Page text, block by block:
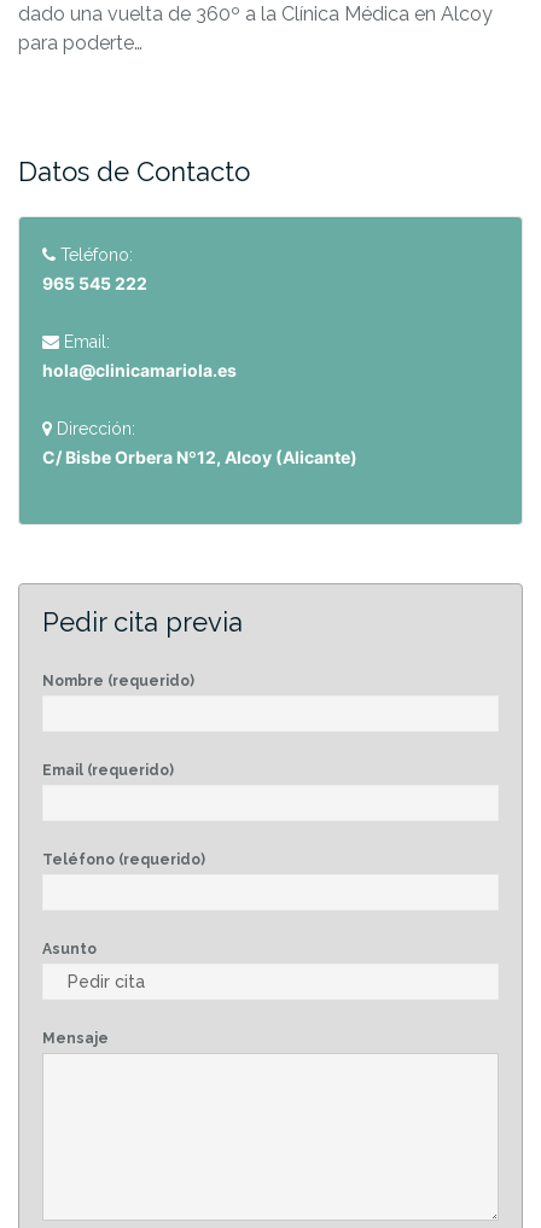
dado una vuelta de 360º a la Clínica Médica en Alcoy
para poderte…
Datos de Contacto
Teléfono:
965 545 222
Email:
hola@clinicamariola.es
Dirección:
C/ Bisbe Orbera Nº12, Alcoy (Alicante)
Pedir cita previa
Nombre (requerido)
Email (requerido)
Teléfono (requerido)
Asunto
Mensaje